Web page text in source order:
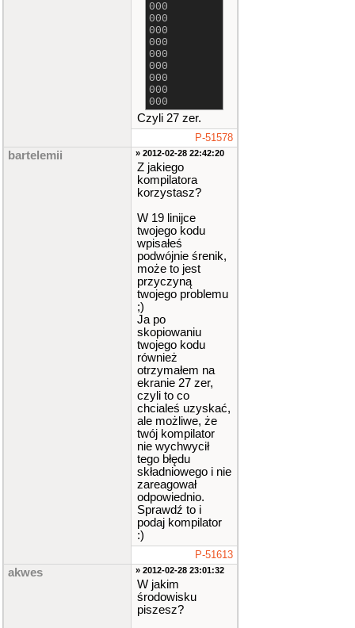
000
000
000
000
000
000
000
000
000
Czyli 27 zer.
P-51578
bartelemii » 2012-02-28 22:42:20
Z jakiego
kompilatora
korzystasz?
W 19 linijce
twojego kodu
wpisałeś
podwójnie śrenik,
może to jest
przyczyną
twojego problemu
;)
Ja po
skopiowaniu
twojego kodu
również
otrzymałem na
ekranie 27 zer,
czyli to co
chcialeś uzyskać,
ale możliwe, że
twój kompilator
nie wychwycił
tego błędu
składniowego i nie
zareagował
odpowiednio.
Sprawdź to i
podaj kompilator
:)
P-51613
akwes » 2012-02-28 23:01:32
W jakim
środowisku
piszesz?